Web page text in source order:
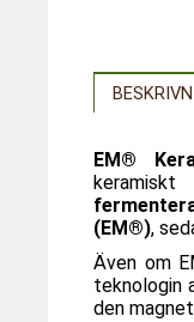
EM®
(EM®),
Även om
teknologin
den